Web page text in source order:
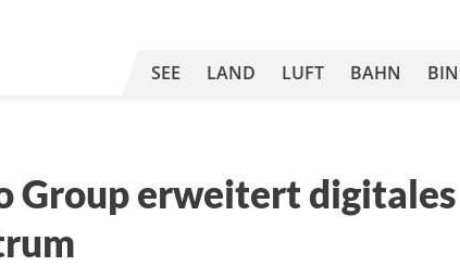
SEE LAND LUFT BAHN
Group erweitert digitales